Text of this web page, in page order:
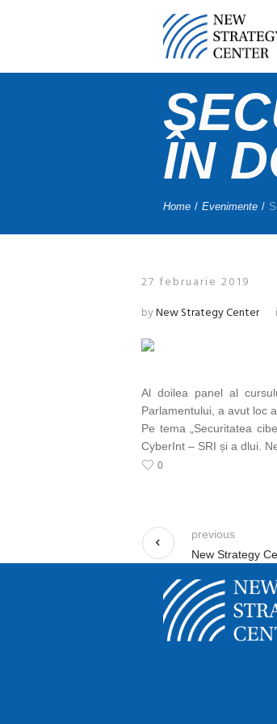
ÎN
Home / Evenimente /
27 februarie 2019
byNew Strategy Center
Al doilea panel al
Parlamentului, a avut loc
Pe tema „Securitatea
CyberInt – SRI și a dlui.
0
New Strategy
previous